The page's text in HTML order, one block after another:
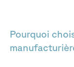
Pourquoi